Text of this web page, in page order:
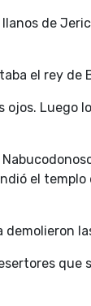
de
el rey de
Luego
el
que